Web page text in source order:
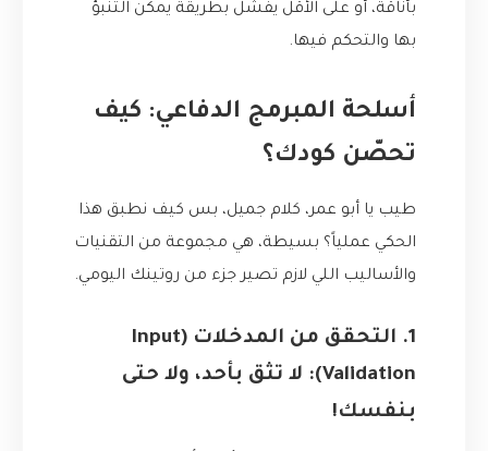
بأناقة، أو على الأقل يفشل بطريقة يمكن التنبؤ
بها والتحكم فيها.
أسلحة المبرمج الدفاعي: كيف
تحصّن كودك؟
طيب يا أبو عمر، كلام جميل، بس كيف نطبق هذا
الحكي عملياً؟ بسيطة، هي مجموعة من التقنيات
والأساليب اللي لازم تصير جزء من روتينك اليومي.
1. التحقق من المدخلات (Input
Validation): لا تثق بأحد، ولا حتى
بنفسك!